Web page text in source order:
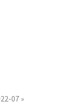
07 »